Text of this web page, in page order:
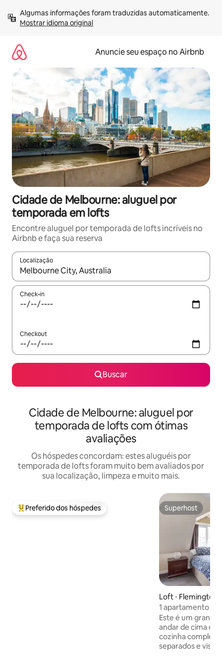
para
Mostrar idioma original
Anuncie seu espaço no Airbnb
Cidade de Melbourne: aluguel por
temporada em lofts
Encontre aluguel por temporada de lofts incríveis no
Airbnb e faça sua reserva
Localização
Quando os resultados estiverem disponíveis, explore-os
Check-in
Checkout
Buscar
Cidade de Melbourne: aluguel por
temporada de lofts com ótimas
avaliações
Os hóspedes concordam: estes aluguéis por
temporada de lofts foram muito bem avaliados por
sua localização, limpeza e muito mais.
Entre os melhores preferidos dos hóspedes
Preferido dos hóspedes Superhost
Superhost
Loft ⋅ Flemington
1 apartamento
acesso privado à
Este é um
andar de cima
cozinha
separados e